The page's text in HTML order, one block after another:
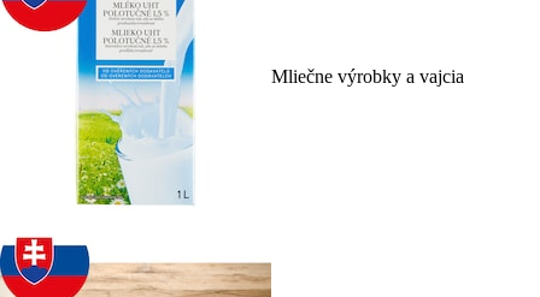
Mliečne výrobky a vajcia